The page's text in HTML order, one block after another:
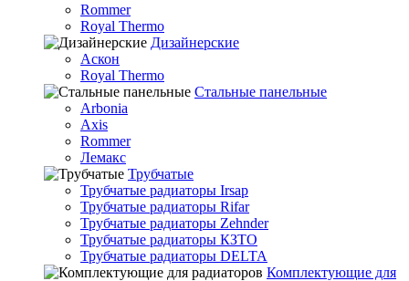
Rommer
Royal Thermo
Дизайнерские
Аскон
Royal Thermo
Стальные панельные
Arbonia
Axis
Rommer
Лемакс
Трубчатые
Трубчатые радиаторы Irsap
Трубчатые радиаторы Rifar
Трубчатые радиаторы Zehnder
Трубчатые радиаторы КЗТО
Трубчатые радиаторы DELTA
Комплектующие для